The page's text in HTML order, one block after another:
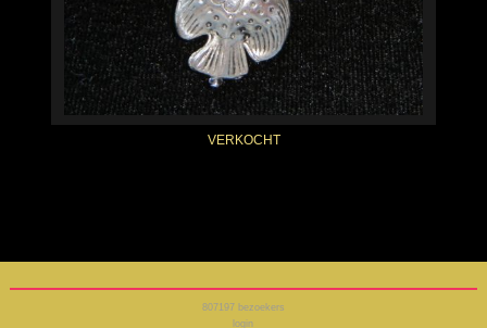
VERKOCHT
807197bezoekers
login